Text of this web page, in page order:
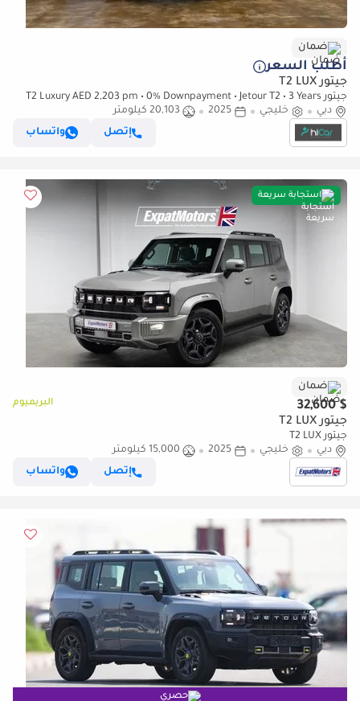
ضمان
أطلب السعر
جيتور T2 LUX
جيتور T2 Luxury AED 2,203 pm • 0% Downpayment • Jetour T2 • 3 Years
Warranty
دبي خليجي 2025
20,103 كيلومتر
إتصل
واتساب
استجابة سريعة
ضمان
$ 32,600 البريميوم
جيتور T2 LUX
جيتور T2 LUX
دبي
خليجي 2025
15,000 كيلومتر
إتصل
واتساب
حصري